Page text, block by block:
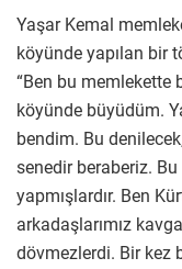
Yaşar Kemal
köyünde yapılan bir
“Ben bu memlekette
köyünde büyüdüm.
bendim. Bu
senedir beraberiz.
yapmışlardır. Ben
arkadaşlarımız
dövmezlerdi. Bir kez